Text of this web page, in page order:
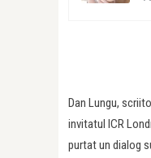
Dan Lungu,
invitatul ICR
purtat un dialog